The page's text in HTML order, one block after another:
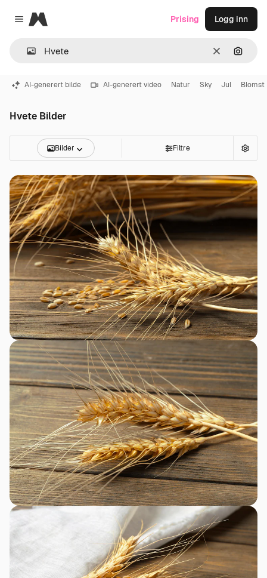
Close menu
Magnific
Slett Søk
Prising Logg inn
AI-generert bilde AI-generert video Natur Sky Jul Blomst
Hvete Bilder
Bilder Filtre